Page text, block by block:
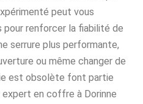
peut vous
pour renforcer la fiabilité de
serrure plus performante,
ou même changer de
est obsolète font partie
expert en coffre à Dorinne